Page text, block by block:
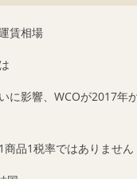
賃相場
に影響、WCOが2017年
商品1税率ではありません